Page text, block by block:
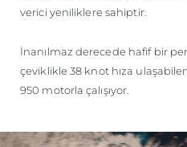
verici yeniliklere sahiptir.
İnanılmaz derecede hafif bir
çeviklikle 38 knot hıza
950 motorla çalışıyor.